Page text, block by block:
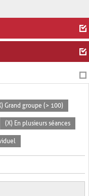
Grand groupe (> 100)
(X) En plusieurs séances